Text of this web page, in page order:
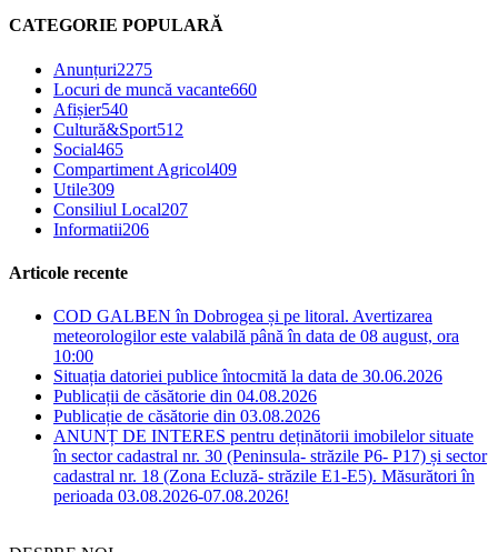
CATEGORIE POPULARĂ
Anunțuri2275
Locuri de muncă vacante660
Afișier540
Cultură&Sport512
Social465
Compartiment Agricol409
Utile309
Consiliul Local207
Informatii206
Articole recente
COD GALBEN în Dobrogea și pe litoral. Avertizarea
meteorologilor este valabilă până în data de 08 august, ora
10:00
Situația datoriei publice întocmită la data de 30.06.2026
Publicații de căsătorie din 04.08.2026
Publicație de căsătorie din 03.08.2026
ANUNȚ DE INTERES pentru deținătorii imobilelor situate
în sector cadastral nr. 30 (Peninsula- străzile P6- P17) și sector
cadastral nr. 18 (Zona Ecluză- străzile E1-E5). Măsurători în
perioada 03.08.2026-07.08.2026!